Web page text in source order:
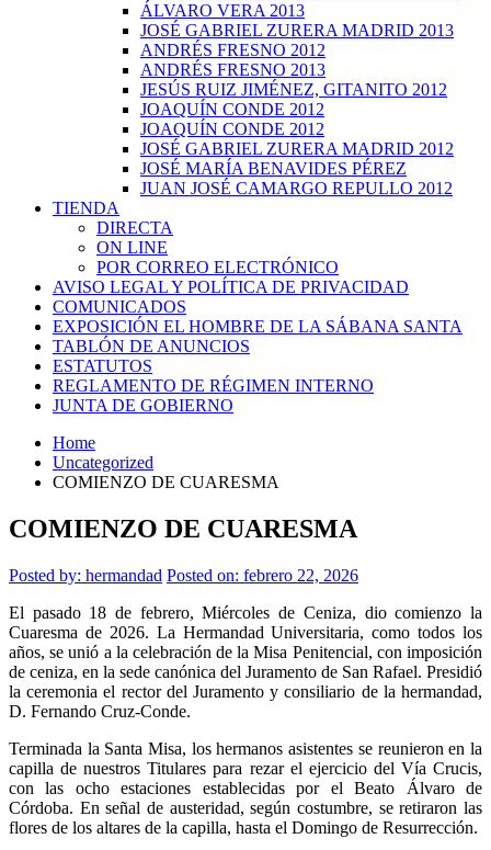
ÁLVARO VERA 2013
JOSÉ GABRIEL ZURERA MADRID 2013
ANDRÉS FRESNO 2012
ANDRÉS FRESNO 2013
JESÚS RUIZ JIMÉNEZ, GITANITO 2012
JOAQUÍN CONDE 2012
JOAQUÍN CONDE 2012
JOSÉ GABRIEL ZURERA MADRID 2012
JOSÉ MARÍA BENAVIDES PÉREZ
JUAN JOSÉ CAMARGO REPULLO 2012
TIENDA
DIRECTA
ON LINE
POR CORREO ELECTRÓNICO
AVISO LEGAL Y POLÍTICA DE PRIVACIDAD
COMUNICADOS
EXPOSICIÓN EL HOMBRE DE LA SÁBANA SANTA
TABLÓN DE ANUNCIOS
ESTATUTOS
REGLAMENTO DE RÉGIMEN INTERNO
JUNTA DE GOBIERNO
Home
Uncategorized
COMIENZO DE CUARESMA
COMIENZO DE CUARESMA
Posted by: hermandad Posted on: febrero 22, 2026
El pasado 18 de febrero, Miércoles de Ceniza, dio comienzo la
Cuaresma de 2026. La Hermandad Universitaria, como todos los
años, se unió a la celebración de la Misa Penitencial, con imposición
de ceniza, en la sede canónica del Juramento de San Rafael. Presidió
la ceremonia el rector del Juramento y consiliario de la hermandad,
D. Fernando Cruz-Conde.
Terminada la Santa Misa, los hermanos asistentes se reunieron en la
capilla de nuestros Titulares para rezar el ejercicio del Vía Crucis,
con las ocho estaciones establecidas por el Beato Álvaro de
Córdoba. En señal de austeridad, según costumbre, se retiraron las
flores de los altares de la capilla, hasta el Domingo de Resurrección.